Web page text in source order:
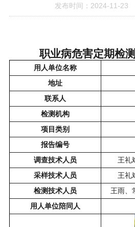
发布时间：2024-11-23
职业病危害定期检
用人单位名称
地址
联系人
检测机构
项目类别
报告编号
调查技术人员 王礼
采样技术人员
王礼
检测技术人员
王雨、
用人单位陪同人